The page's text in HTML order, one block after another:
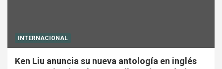
INTERNACIONAL
Ken Liu anuncia su nueva antología en inglés